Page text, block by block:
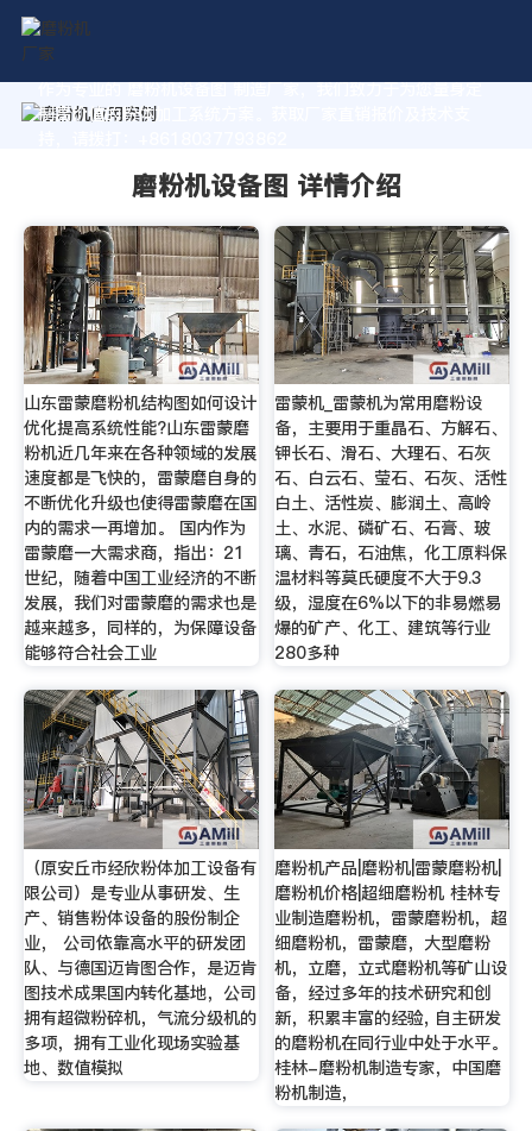
作为专业的 磨粉机设备图 制造厂家，我们致力于为您量身定
制高价值的粉体加工系统方案。获取厂家直销报价及技术支
磨粉机设备图 详情介绍
山东雷蒙磨粉机结构图如何设计
优化提高系统性能?山东雷蒙磨
粉机近几年来在各种领域的发展
速度都是飞快的，雷蒙磨自身的
不断优化升级也使得雷蒙磨在国
内的需求一再增加。 国内作为
雷蒙磨一大需求商，指出：21
世纪，随着中国工业经济的不断
发展，我们对雷蒙磨的需求也是
越来越多，同样的，为保障设备
能够符合社会工业
雷蒙机_雷蒙机为常用磨粉设
备，主要用于重晶石、方解石、
钾长石、滑石、大理石、石灰
石、白云石、莹石、石灰、活性
白土、活性炭、膨润土、高岭
土、水泥、磷矿石、石膏、玻
璃、青石，石油焦，化工原料保
温材料等莫氏硬度不大于9.3
级，湿度在6%以下的非易燃易
爆的矿产、化工、建筑等行业
280多种
（原安丘市经欣粉体加工设备有
限公司）是专业从事研发、生
产、销售粉体设备的股份制企
业， 公司依靠高水平的研发团
队、与德国迈肯图合作，是迈肯
图技术成果国内转化基地，公司
拥有超微粉碎机，气流分级机的
多项，拥有工业化现场实验基
地、数值模拟
磨粉机产品|磨粉机|雷蒙磨粉机|
磨粉机价格|超细磨粉机 桂林专
业制造磨粉机，雷蒙磨粉机，超
细磨粉机，雷蒙磨，大型磨粉
机，立磨，立式磨粉机等矿山设
备，经过多年的技术研究和创
新，积累丰富的经验, 自主研发
的磨粉机在同行业中处于水平。
桂林-磨粉机制造专家，中国磨
粉机制造，